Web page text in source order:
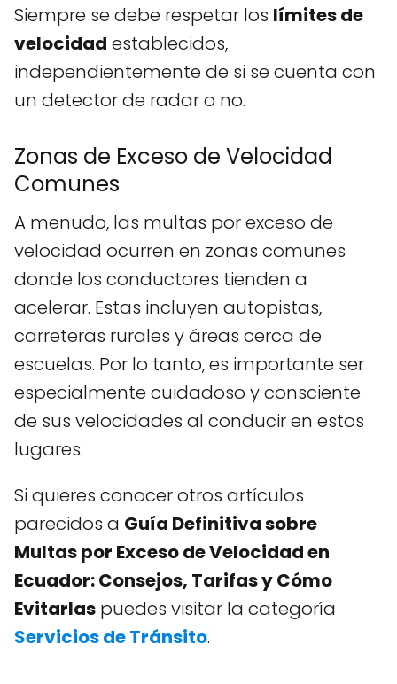
Siempre se debe respetar los límites de
velocidad establecidos,
independientemente de si se cuenta con
un detector de radar o no.
Zonas de Exceso de Velocidad
Comunes
A menudo, las multas por exceso de
velocidad ocurren en zonas comunes
donde los conductores tienden a
acelerar. Estas incluyen autopistas,
carreteras rurales y áreas cerca de
escuelas. Por lo tanto, es importante ser
especialmente cuidadoso y consciente
de sus velocidades al conducir en estos
lugares.
Si quieres conocer otros artículos
parecidos a Guía Definitiva sobre
Multas por Exceso de Velocidad en
Ecuador: Consejos, Tarifas y Cómo
Evitarlas puedes visitar la categoría
Servicios de Tránsito.